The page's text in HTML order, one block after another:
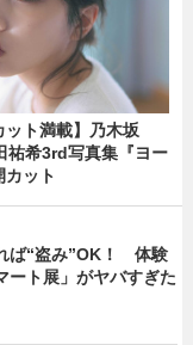
ット満載】乃木坂
祐希3rd写真集『ヨー
カット
ば“盗み”OK！ 体験
ート展」がヤバすぎた